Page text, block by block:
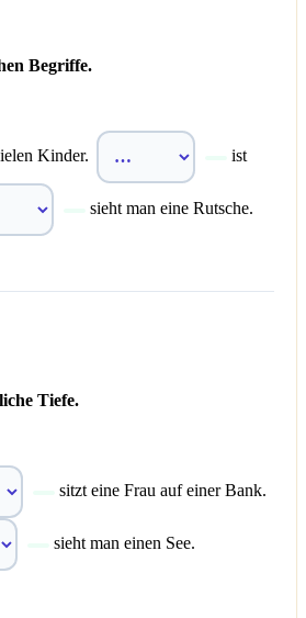
Begriffe.
Kinder. ist
sieht man eine Rutsche.
Tiefe.
sitzt eine Frau auf einer Bank.
sieht man einen See.